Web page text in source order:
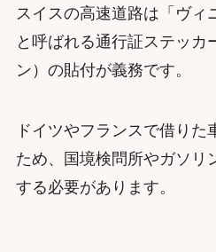
スイスの高速道路は「ヴィ
と呼ばれる通行証ステッカ
ン）の貼付が義務です。
ドイツやフランスで借り
ため、国境検問所やガソリ
する必要があります。